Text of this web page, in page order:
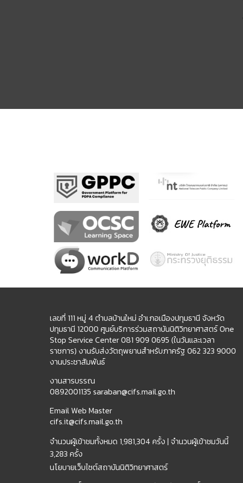
เลขที่ 111 หมู่ 4 ตำบลบ้านใหม่ อำเภอเมืองปทุมธานี จังหวัด
ปทุมธานี 12000 ศูนย์บริการร่วมสถาบันนิติวิทยาศาสตร์ One
Stop Service Center 081 909 0695 (ในวันและเวลา
ราชการ) งานรับส่งวัตถุพยานสำหรับภาครัฐ 062 323 9000
งานประชาสัมพันธ์
งานสารบรรณ
0892001135 saraban@cifs.mail.go.th
Email Web Master
cifs.it@cifs.mail.go.th
จำนวนผู้เข้าชมทั้งหมด 1,981,304 ครั้ง | จำนวนผู้เข้าชมวันนี้
3,283 ครั้ง
นโยบายเว็บไซต์สถาบันนิติวิทยาศาสตร์